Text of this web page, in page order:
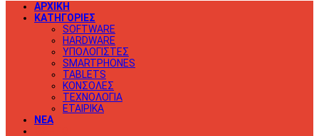
ΑΡΧΙΚΗ
ΚΑΤΗΓΟΡΙΕΣ
SOFTWARE
HARDWARE
ΥΠΟΛΟΓΙΣΤΕΣ
SMARTPHONES
TABLETS
ΚΟΝΣΟΛΕΣ
ΤΕΧΝΟΛΟΓΙΑ
ΕΤΑΙΡΙΚΑ
ΝΕΑ